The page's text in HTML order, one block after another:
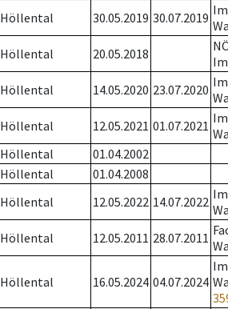
Höllental 30.05.2019 30.07.2019
Höllental 20.05.2018
Höllental 14.05.2020 23.07.2020
Höllental 12.05.2021 01.07.2021
Höllental
01.04.2002
Höllental
01.04.2008
Höllental 12.05.2022 14.07.2022
Höllental 12.05.2011 28.07.2011
Höllental 16.05.2024 04.07.2024